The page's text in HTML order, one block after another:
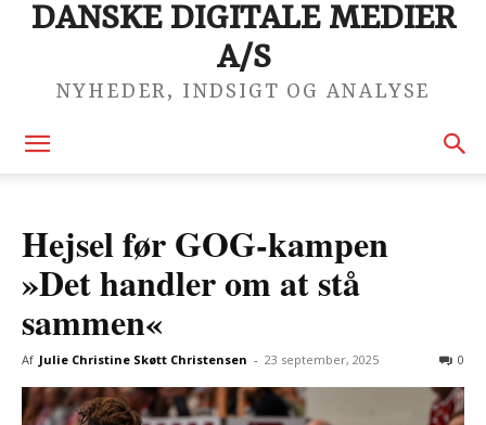
DANSKE DIGITALE MEDIER
A/S
NYHEDER, INDSIGT OG ANALYSE
Hejsel før GOG-kampen
»Det handler om at stå
sammen«
Af Julie Christine Skøtt Christensen - 23 september, 2025 0